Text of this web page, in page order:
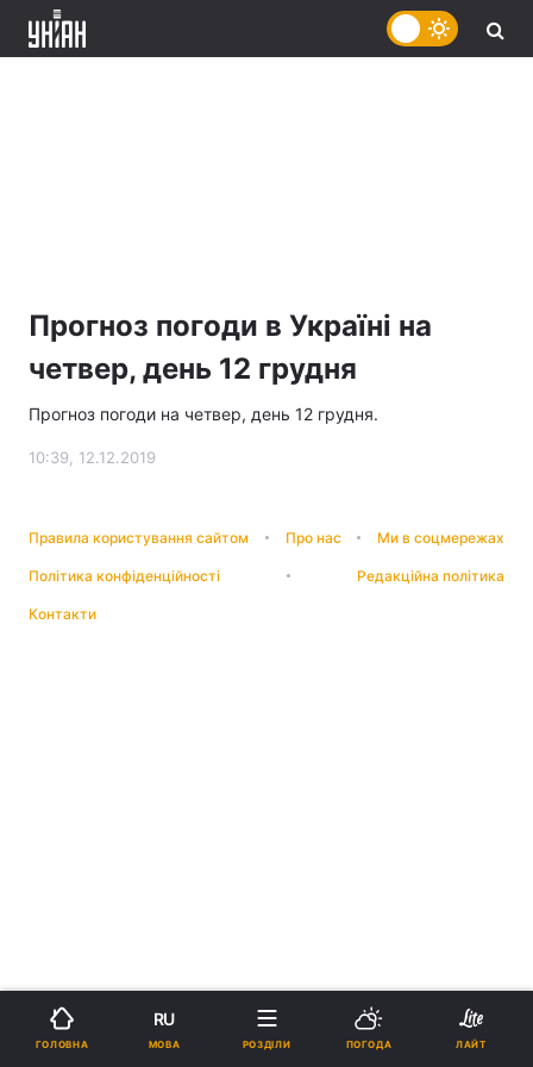
Прогноз погоди в Україні на
четвер, день 12 грудня
Прогноз погоди на четвер, день 12 грудня.
10:39, 12.12.2019
Правила користування сайтом Про нас Ми в соцмережах
Політика конфіденційності Редакційна політика
Контакти
ГОЛОВНА
RU
МОВА РОЗДІЛИ ПОГОДА ЛАЙТ